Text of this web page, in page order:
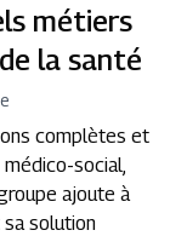
métiers
la santé
complètes et
social,
ajoute à
solution